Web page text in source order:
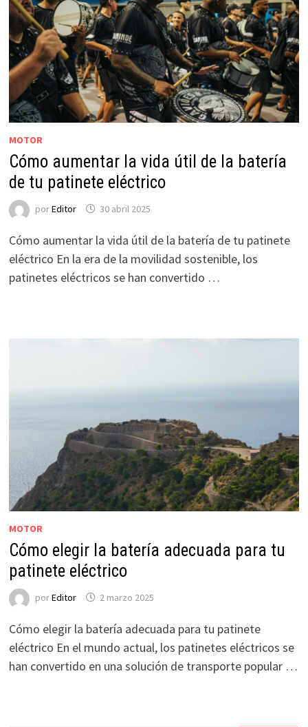
MOTOR
Cómo aumentar la vida útil de la batería
de tu patinete eléctrico
porEditor 30 abril 2025
Cómo aumentar la vida útil de la batería de tu patinete
eléctrico En la era de la movilidad sostenible, los
patinetes eléctricos se han convertido …
MOTOR
Cómo elegir la batería adecuada para tu
patinete eléctrico
porEditor 2 marzo 2025
Cómo elegir la batería adecuada para tu patinete
eléctrico En el mundo actual, los patinetes eléctricos se
han convertido en una solución de transporte popular …